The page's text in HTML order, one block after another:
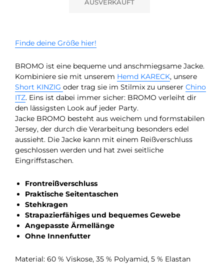
AUSVERKAUFT
Finde deine Größe hier!
BROMO ist eine bequeme und anschmiegsame Jacke.
Kombiniere sie mit unserem Hemd KARECK, unsere
Short KINZIG oder trag sie im Stilmix zu unserer Chino
ITZ. Eins ist dabei immer sicher: BROMO verleiht dir
den lässigsten Look auf jeder Party.
Jacke BROMO besteht aus weichem und formstabilen
Jersey, der durch die Verarbeitung besonders edel
aussieht. Die Jacke kann mit einem Reißverschluss
geschlossen werden und hat zwei seitliche
Eingriffstaschen.
Frontreißverschluss
Praktische Seitentaschen
Stehkragen
Strapazierfähiges und bequemes Gewebe
Angepasste Ärmellänge
Ohne Innenfutter
Material: 60 % Viskose, 35 % Polyamid, 5 % Elastan